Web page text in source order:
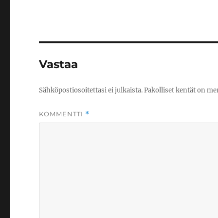
Vastaa
Sähköpostiosoitettasi ei julkaista.Pakolliset kentät on
KOMMENTTI *